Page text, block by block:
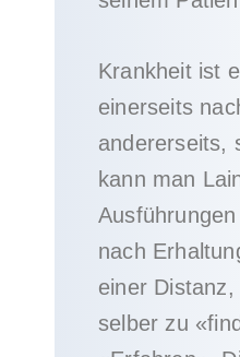
Krankheit ist
einerseits
andererseits,
kann man
nach
einer
selber zu